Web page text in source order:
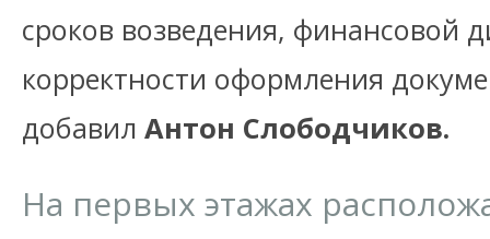
сроков возведения, финансовой
корректности оформления
добавил Антон Слободчиков.
На первых этажах